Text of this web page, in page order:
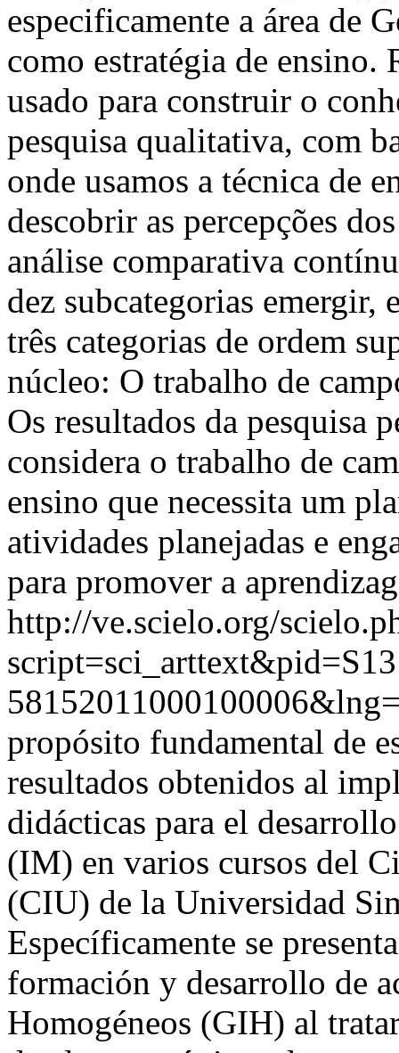
especificamente a área de
como estratégia de
usado para construir o
pesquisa qualitativa, com
onde usamos a técnica de
descobrir as percepções
análise comparativa
dez subcategorias emergir,
três categorias de ordem
núcleo: O trabalho de
Os resultados da pesquisa
considera o trabalho de
ensino que necessita um
atividades planejadas e
para promover a
http://ve.scielo.org/
propósito fundamental de
resultados obtenidos al
didácticas para el
(IM) en varios cursos del
(CIU) de la Universidad
Específicamente se
formación y desarrollo de
Homogéneos (GIH) al